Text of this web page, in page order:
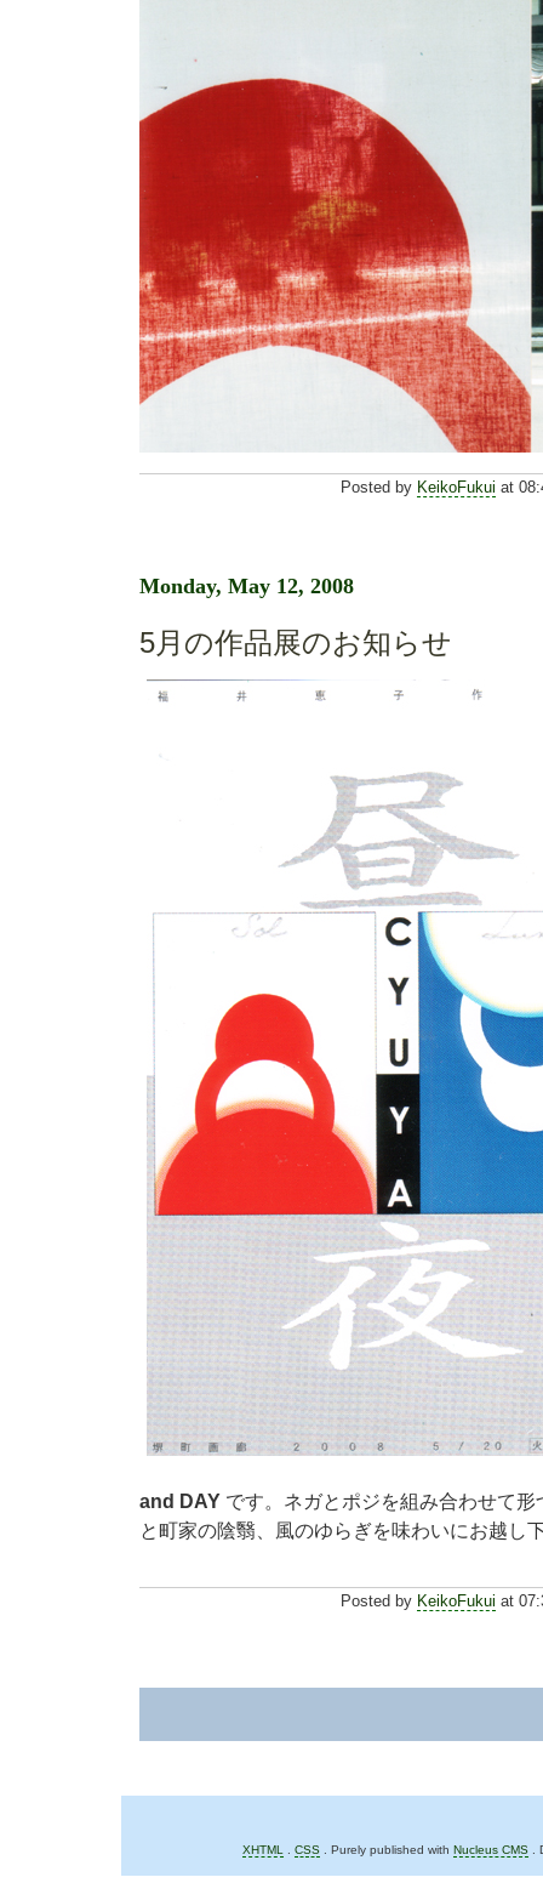
Posted by KeikoFukui at
Monday, May 12, 2008
5月の作品展のお知らせ
and DAY です。ネガとポジを組み合わせて
と町家の陰翳、風のゆらぎを味わいにお越し
Posted by KeikoFukui at
XHTML CSS . Purely published with Nucleus CMS .